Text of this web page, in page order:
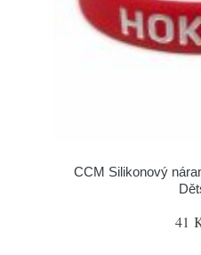
CCM Silikonový
41